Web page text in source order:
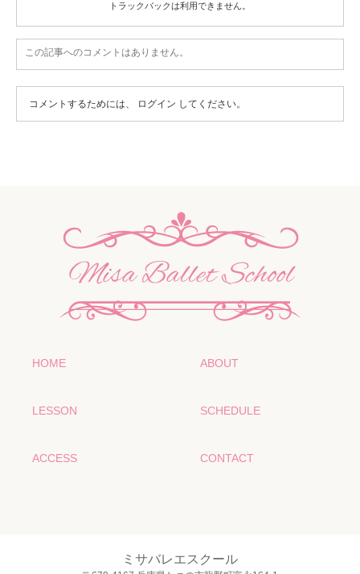
トラックバックは利用できません。
この記事へのコメントはありません。
コメントするためには、 ログイン してください。
HOME ABOUT
LESSON SCHEDULE
ACCESS CONTACT
ミサバレエスクール